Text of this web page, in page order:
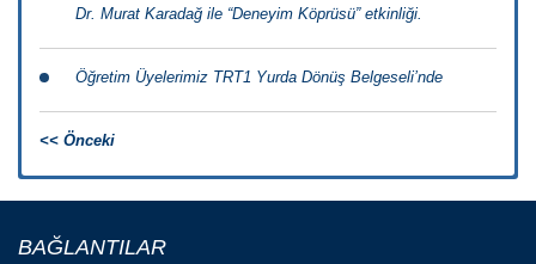
Dr. Murat Karadağ ile “Deneyim Köprüsü” etkinliği.
Öğretim Üyelerimiz TRT1 Yurda Dönüş Belgeseli’nde
<< Önceki
BAĞLANTILAR